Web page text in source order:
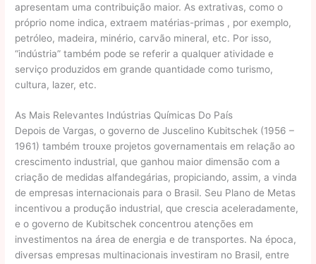
apresentam uma contribuição maior. As extrativas, como o
próprio nome indica, extraem matérias-primas , por exemplo,
petróleo, madeira, minério, carvão mineral, etc. Por isso,
“indústria” também pode se referir a qualquer atividade e
serviço produzidos em grande quantidade como turismo,
cultura, lazer, etc.
As Mais Relevantes Indústrias Químicas Do País
Depois de Vargas, o governo de Juscelino Kubitschek (1956 –
1961) também trouxe projetos governamentais em relação ao
crescimento industrial, que ganhou maior dimensão com a
criação de medidas alfandegárias, propiciando, assim, a vinda
de empresas internacionais para o Brasil. Seu Plano de Metas
incentivou a produção industrial, que crescia aceleradamente,
e o governo de Kubitschek concentrou atenções em
investimentos na área de energia e de transportes. Na época,
diversas empresas multinacionais investiram no Brasil, entre